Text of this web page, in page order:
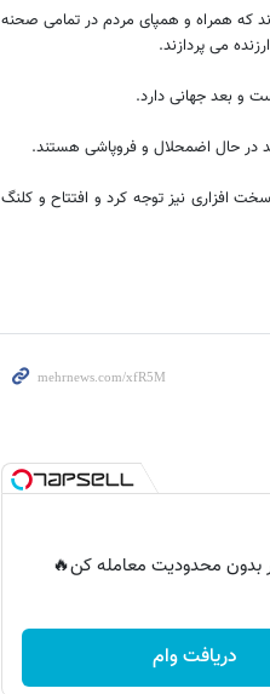
که همراه و همپای مردم در تمامی صحنه
می پردازند.
و بعد جهانی دارد.
در حال اضمحلال و فروپاشی هستند.
افزاری نیز توجه کرد و افتتاح و کلنگ
بدون محدودیت معامله کن🔥
دریافت وام